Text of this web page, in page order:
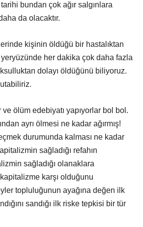
tarihi bundan çok ağır salgınlara
da olacaktır.
kişinin öldüğü bir hastalıktan
her dakika çok daha fazla
dolayı öldüğünü biliyoruz.
ölüm edebiyatı yapıyorlar bol bol.
ayrı ölmesi ne kadar ağırmış!
durumunda kalması ne kadar
sağladığı refahın
sağladığı olanaklara
karşı olduğunu
topluluğunun ayağına değen ilk
sandığı ilk riske tepkisi bir tür